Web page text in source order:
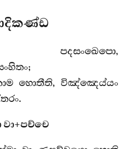
පදසංඛෙපො,
හොතීති, විඤ්ඤෙය්යං